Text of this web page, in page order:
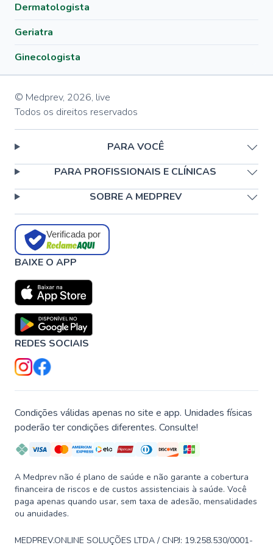
Dermatologista
Geriatra
Ginecologista
© Medprev, 2026, live
Todos os direitos reservados
PARA VOCÊ
PARA PROFISSIONAIS E CLÍNICAS
SOBRE A MEDPREV
Verificada por
BAIXE O APP
REDES SOCIAIS
Condições válidas apenas no site e app. Unidades físicas
poderão ter condições diferentes. Consulte!
A Medprev não é plano de saúde e não garante a cobertura
financeira de riscos e de custos assistenciais à saúde. Você
paga apenas quando usar, sem taxa de adesão, mensalidades
ou anuidades.
MEDPREV.ONLINE SOLUÇÕES LTDA / CNPJ: 19.258.530/0001-